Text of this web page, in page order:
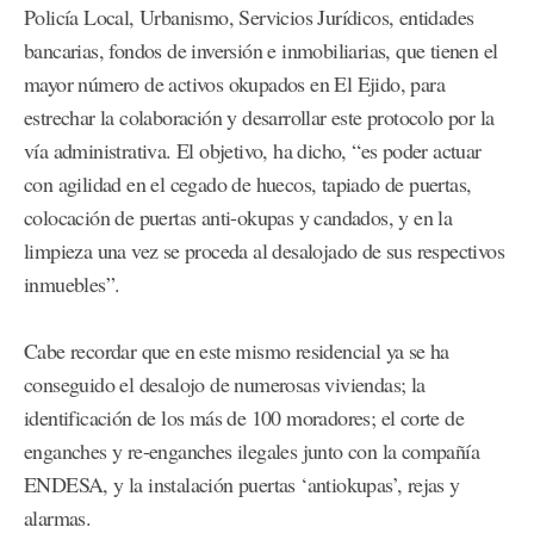
Policía Local, Urbanismo, Servicios Jurídicos, entidades
bancarias, fondos de inversión e inmobiliarias, que tienen el
mayor número de activos okupados en El Ejido, para
estrechar la colaboración y desarrollar este protocolo por la
vía administrativa. El objetivo, ha dicho, “es poder actuar
con agilidad en el cegado de huecos, tapiado de puertas,
colocación de puertas anti-okupas y candados, y en la
limpieza una vez se proceda al desalojado de sus respectivos
inmuebles”.
Cabe recordar que en este mismo residencial ya se ha
conseguido el desalojo de numerosas viviendas; la
identificación de los más de 100 moradores; el corte de
enganches y re-enganches ilegales junto con la compañía
ENDESA, y la instalación puertas ‘antiokupas’, rejas y
alarmas.